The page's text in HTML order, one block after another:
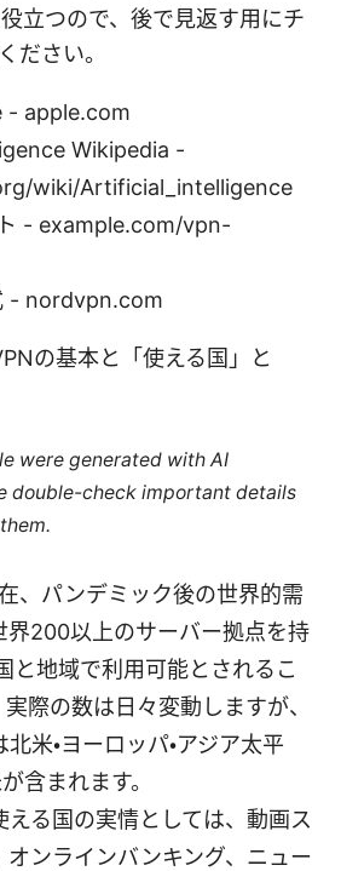
立つので、後で見返す用にチ
ださい。
- apple.com
Wikipedia -
wiki/Artificial_intelligence
- example.com/vpn-
- nordvpn.com
の基本と「使える国」と
were generated with AI
double-check important details
、パンデミック後の世界的需
界200以上のサーバー拠点を持
と地域で利用可能とされるこ
際の数は日々変動しますが、
米・ヨーロッパ・アジア太平
が含まれます。
える国の実情としては、動画ス
オンラインバンキング、ニュー